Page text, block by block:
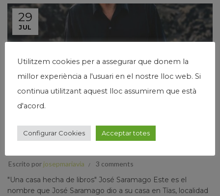
29
JUL
Humanismo,Josep Maria Via ,Narrativa,Papers privats
Escrito por josepmariavia 3 comments
"Una casa hecha de libros" José Saramago Este es el
nombre que José Saramago dio a su casa en Tías, localidad
Utilitzem cookies per a assegurar que donem la
millor experiència a l'usuari en el nostre lloc web. Si
continua utilitzant aquest lloc assumirem que està
d'acord.
Configurar Cookies Acceptar totes